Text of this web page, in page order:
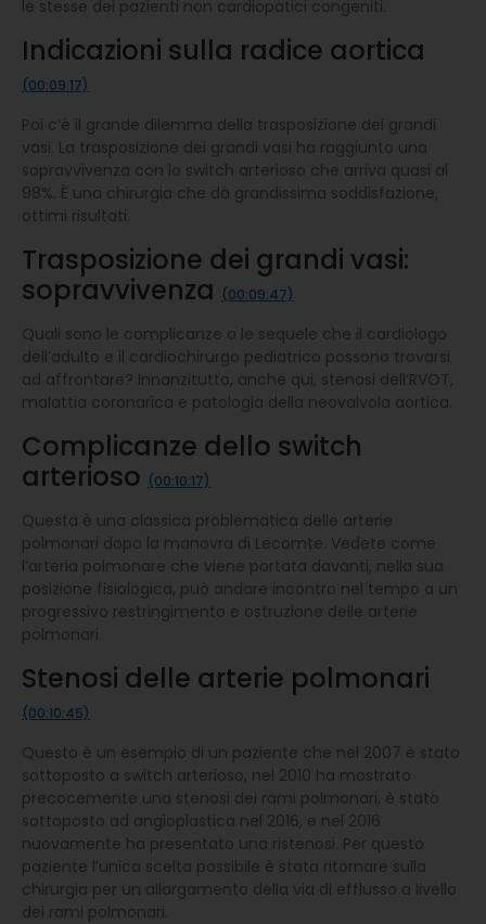
le stesse dei pazienti non cardiopatici congeniti.
Indicazioni sulla radice aortica
(00:09:17)
Poi c’è il grande dilemma della trasposizione dei grandi
vasi. La trasposizione dei grandi vasi ha raggiunto una
sopravvivenza con lo switch arterioso che arriva quasi al
98%. È una chirurgia che dà grandissima soddisfazione,
ottimi risultati.
Trasposizione dei grandi vasi:
sopravvivenza (00:09:47)
Quali sono le complicanze o le sequele che il cardiologo
dell’adulto e il cardiochirurgo pediatrico possono trovarsi
ad affrontare? Innanzitutto, anche qui, stenosi dell’RVOT,
malattia coronarica e patologia della neovalvola aortica.
Complicanze dello switch
arterioso (00:10:17)
Questa è una classica problematica delle arterie
polmonari dopo la manovra di Lecomte. Vedete come
l’arteria polmonare che viene portata davanti, nella sua
posizione fisiologica, può andare incontro nel tempo a un
progressivo restringimento e ostruzione delle arterie
polmonari.
Stenosi delle arterie polmonari
(00:10:45)
Questo è un esempio di un paziente che nel 2007 è stato
sottoposto a switch arterioso, nel 2010 ha mostrato
precocemente una stenosi dei rami polmonari, è stato
sottoposto ad angioplastica nel 2016, e nel 2016
nuovamente ha presentato una ristenosi. Per questo
paziente l’unica scelta possibile è stata ritornare sulla
chirurgia per un allargamento della via di efflusso a livello
dei rami polmonari.